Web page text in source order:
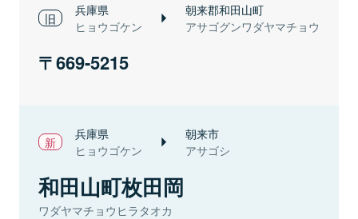
兵庫県
ヒョウゴケン
朝来郡和田山町
アサゴグンワダヤマチョウ
669-5215
兵庫県
ヒョウゴケン
朝来市
アサゴシ
和田山町枚田岡
ワダヤマチョウヒラタオカ